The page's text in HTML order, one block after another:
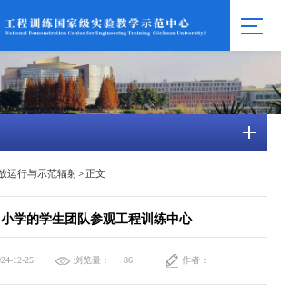
运行与示范辐射>正文
学的学生团队参观工程训练中心
12-25 浏览量： 86 作者：